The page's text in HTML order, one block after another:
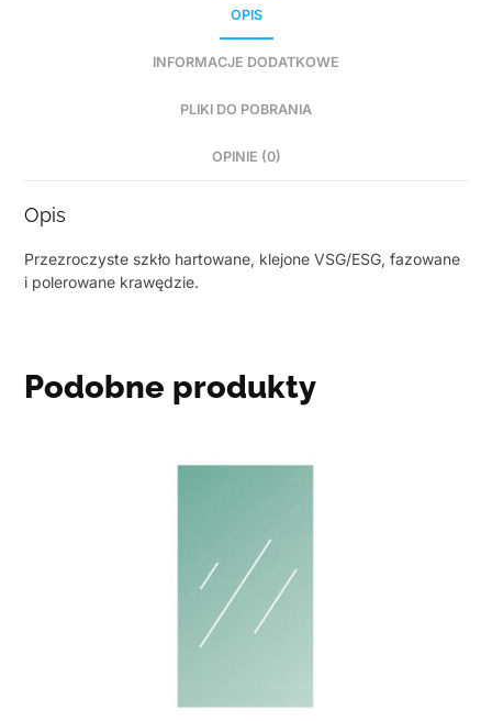
OPIS
INFORMACJE DODATKOWE
PLIKI DO POBRANIA
OPINIE (0)
Opis
Przezroczyste szkło hartowane, klejone VSG/ESG, fazowane
i polerowane krawędzie.
Podobne produkty